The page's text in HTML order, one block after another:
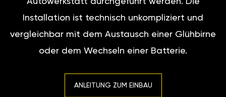
Installation ist technisch unkompliziert und
vergleichbar mit dem Austausch einer Glühbirne
oder dem Wechseln einer Batterie.
ANLEITUNG ZUM EINBAU